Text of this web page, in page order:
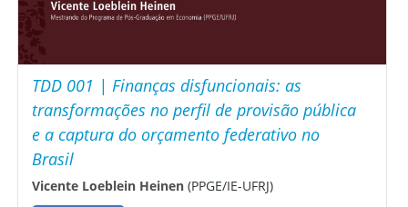
TDD 001 | Finanças disfuncionais: as
transformações no perfil de provisão pública
e a captura do orçamento federativo no
Brasil
Vicente Loeblein Heinen (PPGE/IE-UFRJ)